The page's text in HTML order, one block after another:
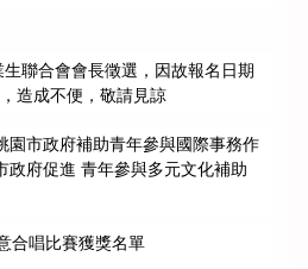
聯合會會長徵選，因故報名日期
造成不便，敬請見諒
園市政府補助青年參與國際事務作
政府促進 青年參與多元文化補助
合唱比賽獲獎名單